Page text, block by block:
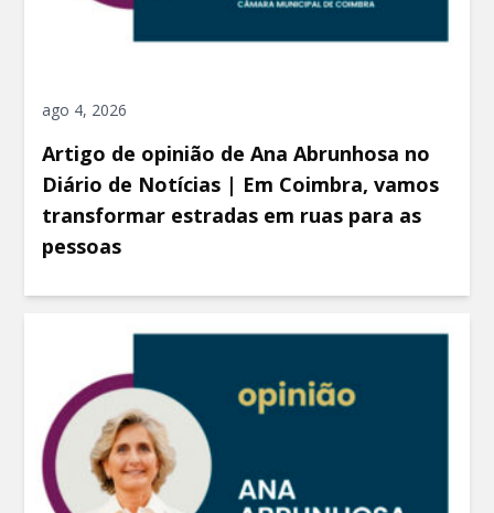
ago 4, 2026
Artigo de opinião de Ana Abrunhosa no
Diário de Notícias | Em Coimbra, vamos
transformar estradas em ruas para as
pessoas